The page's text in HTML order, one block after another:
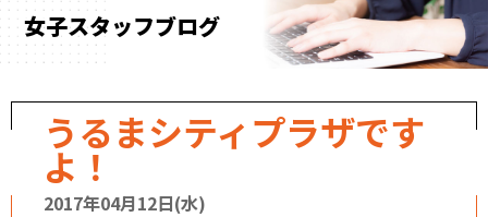
女子スタッフブログ
うるまシティプラザです
よ！
2017年04月12日(水)